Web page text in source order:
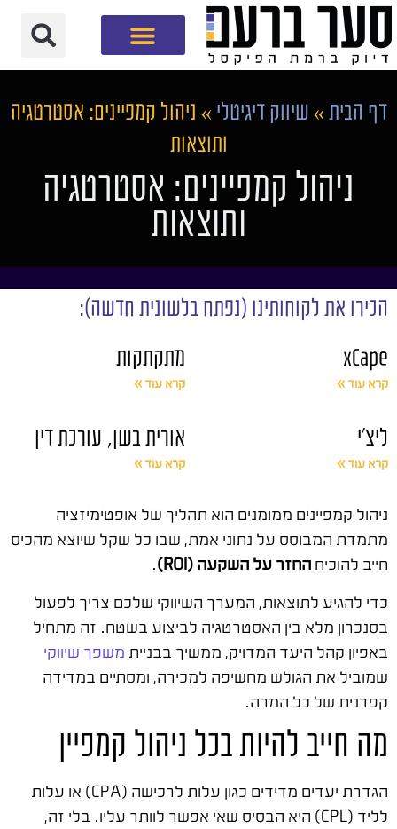
דף הבית » שיווק דיגיטלי » ניהול קמפיינים: אסטרטגיה
ותוצאות
ניהול קמפיינים: אסטרטגיה
ותוצאות
הכירו את לקוחותינו (נפתח בלשונית חדשה):
xCape
קרא עוד »
מתקתקות
קרא עוד »
ליצ'י
קרא עוד »
אורית בשן, עורכת דין
קרא עוד »
ניהול קמפיינים ממומנים הוא תהליך של אופטימיזציה
מתמדת המבוסס על נתוני אמת, שבו כל שקל שיוצא מהכיס
חייב להוכיחהחזר על השקעה (ROI)
.
כדי להגיע לתוצאות, המערך השיווקי שלכם צריך לפעול
בסנכרון מלא בין האסטרטגיה לביצוע בשטח. זה מתחיל
באפיון קהל היעד המדויק, ממשיך בבניית משפך שיווקי
שמוביל את הגולש מחשיפה למכירה, ומסתיים במדידה
קפדנית של כל המרה.
מה חייב להיות בכל ניהול קמפיין
הגדרת יעדים מדידים כגון עלות לרכישה (CPA) או עלות
לליד (CPL) היא הבסיס שאי אפשר לוותר עליו. בלי זה,